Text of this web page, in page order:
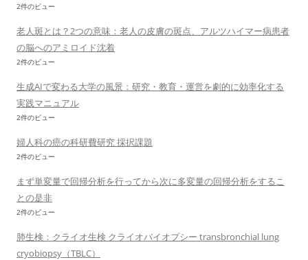
2件のビュー
老人斑とは？2つの意味：老人の皮膚の斑点、アルツハイマー病患者
の脳へのアミロイド沈着
2件のビュー
生成AIで変わる大学の風景：研究・教育・運営を劇的に効率化する
実践マニュアル
2件のビュー
婦人科の癌の科研費研究 採択課題
2件のビュー
まず単変量で回帰分析を行ってから次に多変量の回帰分析をするこ
との是非
2件のビュー
肺生検：クライオ生検 クライオバイオプシー transbronchial lung
cryobiopsy（TBLC）